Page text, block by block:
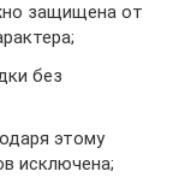
защищена от
без
этому
исключена;